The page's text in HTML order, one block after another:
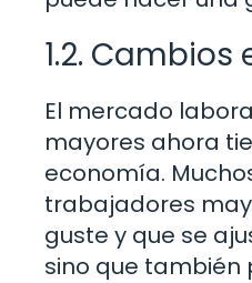
1.2.
El mercado
mayores ahora
economía.
trabajadores
guste y que se
sino que